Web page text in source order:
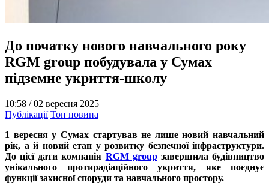
До початку нового навчального року
RGM group побудувала у Сумах
підземне укриття-школу
10:58 /02 вересня 2025
Публікації Топ новина
1 вересня у Сумах стартував не лише новий навчальний
рік, а й новий етап у розвитку безпечної інфраструктури.
До цієї дати компанія RGM groupзавершила будівництво
унікального протирадіаційного укриття, яке поєднує
функції захисної споруди та навчального простору.